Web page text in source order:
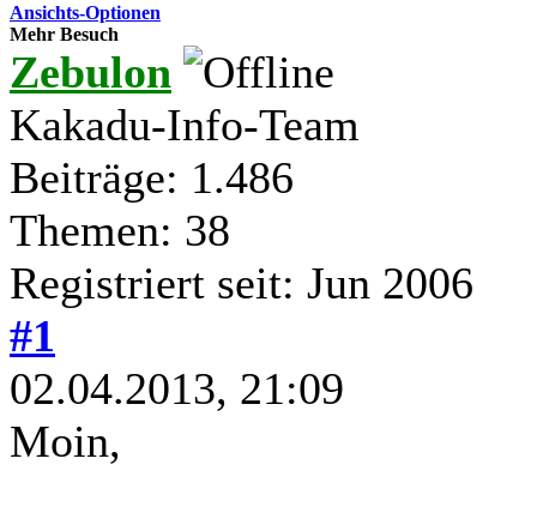
Ansichts-Optionen
Mehr Besuch
Zebulon
Kakadu-Info-Team
Beiträge: 1.486
Themen: 38
Registriert seit: Jun 2006
#1
02.04.2013, 21:09
Moin,